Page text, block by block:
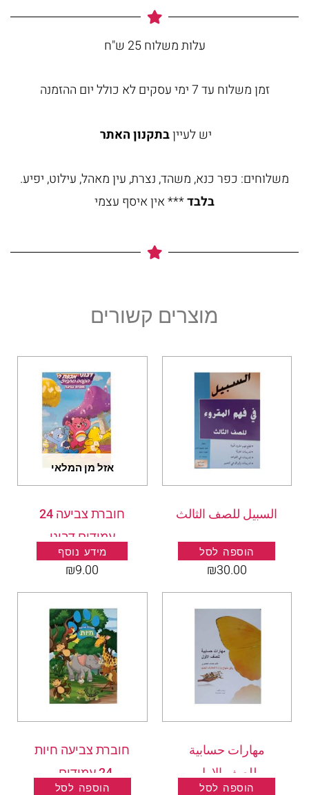
עלות משלוח 25 ש"ח
זמן משלוח עד 7 ימי עסקים לא כולל יום ההזמנה
יש לעייןבתקנון האתר
משלוחים: כפר כנא, משהד, נצרת, עין מאהל, עילוט, יפיע.
בלבד*** אין איסף עצמי
מוצרים קשורים
السبيل للصف الثالث
הוספה לסל
₪30.00
אזל מן המלאי
חוברת צביעה 24
עמודים דבוני
מידע נוסף
₪9.00
مهارات حسابية
للصف الاول
הוספה לסל
חוברת צביעה חיות
24 עמודים .
הוספה לסל